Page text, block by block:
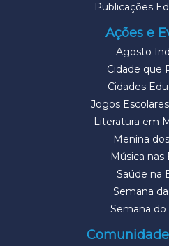
Publicações
Ações e
Agosto
Cidade que
Cidades
Jogos
Literatura em
Menina
Música nas
Saúde na
Semana
Semana do